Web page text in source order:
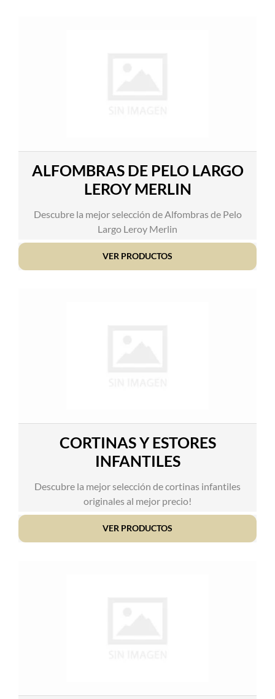
ALFOMBRAS DE PELO LARGO
LEROY MERLIN
Descubre la mejor selección de Alfombras de Pelo
Largo Leroy Merlin
VER PRODUCTOS
CORTINAS Y ESTORES
INFANTILES
Descubre la mejor selección de cortinas infantiles
originales al mejor precio!
VER PRODUCTOS